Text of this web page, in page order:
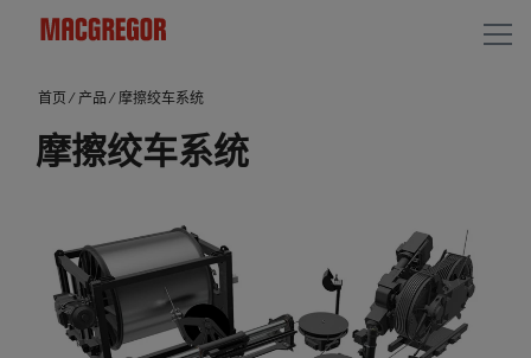
首页 ⁄ 产品 ⁄ 摩擦绞车系统
摩擦绞车系统